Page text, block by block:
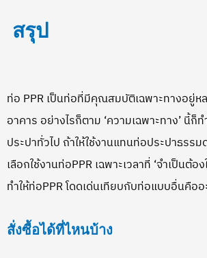
สรุป
ท่อ PPR เป็นท่อที่มีคุณสมบัติเฉพาะทางอยู่ห
อาคาร อย่างไรก็ตาม ‘ความเฉพาะทาง’ นี้
ประปาทั่วไป ถ้าให้ใช้งานแทนท่อประปาธรร
เลือกใช้งานท่อPPR เฉพาะเวลาที่ ‘จำเป็นต้
ทำให้ท่อPPR โดดเด่นเทียบกับท่อแบบอื่นคืออ
สั่งซื้อได้ที่ไหนบ้าง